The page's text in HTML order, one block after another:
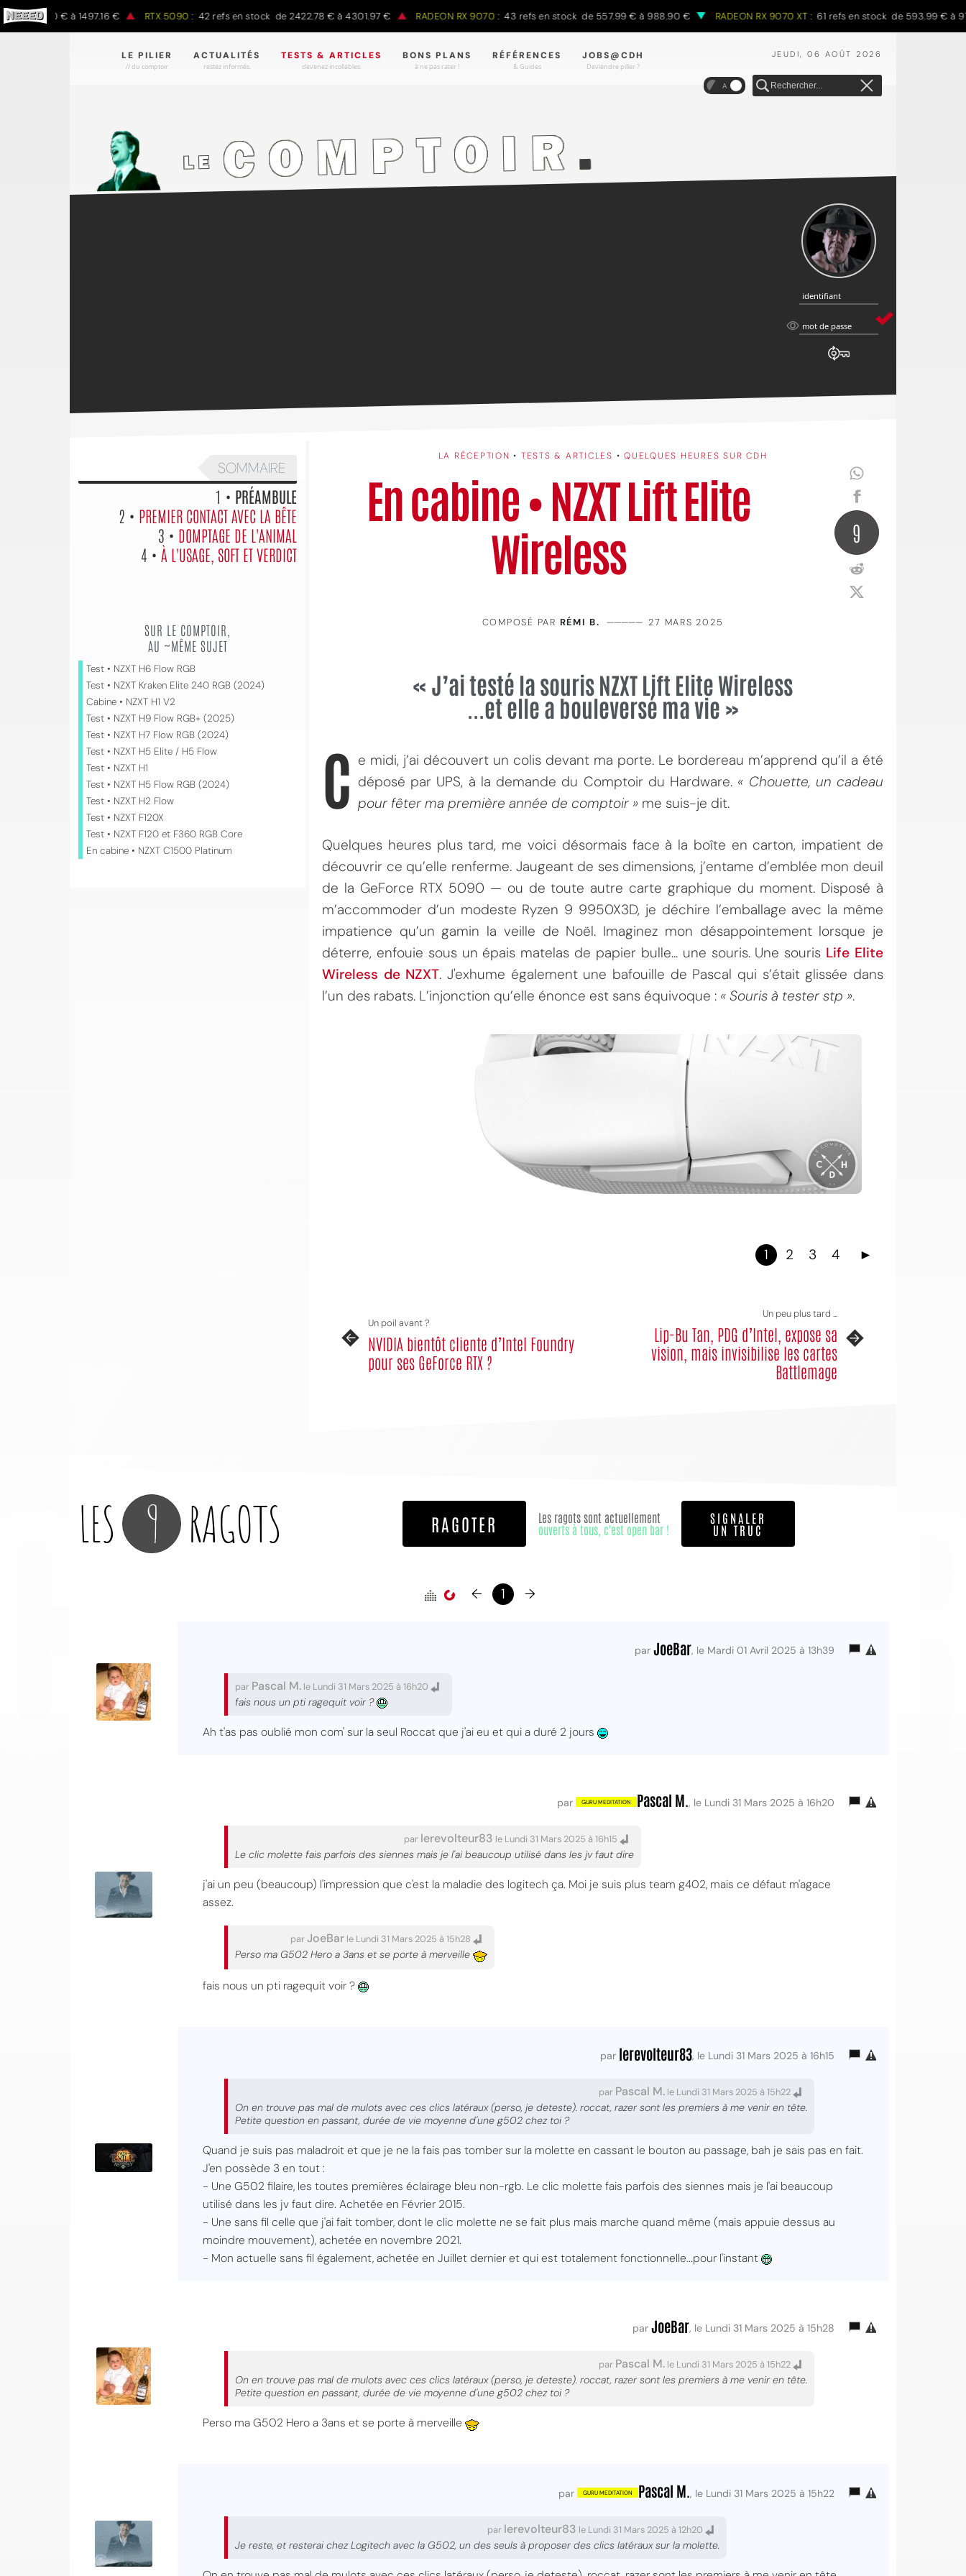
797.00 € à 1497.16 € RTX 5090 : 42 refs en stock de 2422.78 € à 4301.97 € RADEON RX 9070 : 43 refs en stock de 557.99 € à 988.90 € RADEON RX 9070 XT : 61 refs en stock de 593.99 € à
JEUDI, 06 AOÛT 2026
LE PILIER
// du comptoir
ACTUALITÉS
restez informés.
TESTS & ARTICLES
devenez incollables.
BONS PLANS
à ne pas rater !
RÉFÉRENCES
& Guides
JOBS@CDH
Deviendre pilier ?
A
identifiant
identifiant
mot
mot de passe
LA RÉCEPTION • TESTS & ARTICLES •QUELQUES HEURES SUR CDH
En cabine • NZXT Lift Elite
Wireless
9
COMPOSÉ PAR RÉMI B. ————— 27 MARS 2025
« J’ai testé la souris NZXT Lift Elite Wireless
...et elle a bouleversé ma vie »
C e midi, j’ai découvert un colis devant ma porte. Le bordereau m’apprend qu’il a été
déposé par UPS, à la demande du Comptoir du Hardware. « Chouette, un cadeau
pour fêter ma première année de comptoir » me suis-je dit.
Quelques heures plus tard, me voici désormais face à la boîte en carton, impatient de
découvrir ce qu’elle renferme. Jaugeant de ses dimensions, j’entame d’emblée mon deuil
de la GeForce RTX 5090 — ou de toute autre carte graphique du moment. Disposé à
m’accommoder d’un modeste Ryzen 9 9950X3D, je déchire l’emballage avec la même
impatience qu’un gamin la veille de Noël. Imaginez mon désappointement lorsque je
déterre, enfouie sous un épais matelas de papier bulle... une souris. Une souris Life Elite
Wireless de NZXT. J'exhume également une bafouille de Pascal qui s’était glissée dans
l’un des rabats. L’injonction qu’elle énonce est sans équivoque : « Souris à tester stp ».
1 2 3 4 ►
Un poil avant ?
NVIDIA bientôt cliente d’Intel Foundry
pour ses GeForce RTX ?
Un peu plus tard ...
Lip-Bu Tan, PDG d’Intel, expose sa
vision, mais invisibilise les cartes
Battlemage
SOMMAIRE
1 • PRÉAMBULE
2 • PREMIER CONTACT AVEC LA BÊTE
3 • DOMPTAGE DE L'ANIMAL
4 • À L'USAGE, SOFT ET VERDICT
SUR LE COMPTOIR,
AU ~MÊME SUJET
Test • NZXT H6 Flow RGB
Test • NZXT Kraken Elite 240 RGB (2024)
Cabine • NZXT H1 V2
Test • NZXT H9 Flow RGB+ (2025)
Test • NZXT H7 Flow RGB (2024)
Test • NZXT H5 Elite / H5 Flow
Test • NZXT H1
Test • NZXT H5 Flow RGB (2024)
Test • NZXT H2 Flow
Test • NZXT F120X
Test • NZXT F120 et F360 RGB Core
En cabine • NZXT C1500 Platinum
LES 9 RAGOTS RAGOTER
Les ragots sont actuellement
ouverts à tous, c'est open bar !
SIGNALER
UN TRUC
← 1 →
par JoeBar, le Mardi 01 Avril 2025 à 13h39
par Pascal M. le Lundi 31 Mars 2025 à 16h20
fais nous un pti ragequit voir ?
Ah t'as pas oublié mon com' sur la seul Roccat que j'ai eu et qui a duré 2 jours
par Pascal M. , le Lundi 31 Mars 2025 à 16h20
par lerevolteur83 le Lundi 31 Mars 2025 à 16h15
Le clic molette fais parfois des siennes mais je l'ai beaucoup utilisé dans les jv faut dire
j'ai un peu (beaucoup) l'impression que c'est la maladie des logitech ça. Moi je suis plus team g402, mais ce défaut m'agace
assez.
parJoeBar le Lundi 31 Mars 2025 à 15h28
Perso ma G502 Hero a 3ans et se porte à merveille
fais nous un pti ragequit voir ?
par lerevolteur83, le Lundi 31 Mars 2025 à 16h15
par Pascal M. le Lundi 31 Mars 2025 à 15h22
On en trouve pas mal de mulots avec ces clics latéraux (perso, je deteste). roccat, razer sont les premiers à me venir en tête.
Petite question en passant, durée de vie moyenne d'une g502 chez toi ?
Quand je suis pas maladroit et que je ne la fais pas tomber sur la molette en cassant le bouton au passage, bah je sais pas en fait.
J'en possède 3 en tout :
- Une G502 filaire, les toutes premières éclairage bleu non-rgb. Le clic molette fais parfois des siennes mais je l'ai beaucoup
utilisé dans les jv faut dire. Achetée en Février 2015.
- Une sans fil celle que j'ai fait tomber, dont le clic molette ne se fait plus mais marche quand même (mais appuie dessus au
moindre mouvement), achetée en novembre 2021.
- Mon actuelle sans fil également, achetée en Juillet dernier et qui est totalement fonctionnelle...pour l'instant
par JoeBar, le Lundi 31 Mars 2025 à 15h28
par Pascal M. le Lundi 31 Mars 2025 à 15h22
On en trouve pas mal de mulots avec ces clics latéraux (perso, je deteste). roccat, razer sont les premiers à me venir en tête.
Petite question en passant, durée de vie moyenne d'une g502 chez toi ?
Perso ma G502 Hero a 3ans et se porte à merveille
par Pascal M. , le Lundi 31 Mars 2025 à 15h22
par lerevolteur83 le Lundi 31 Mars 2025 à 12h20
Je reste, et resterai chez Logitech avec la G502, un des seuls à proposer des clics latéraux sur la molette.